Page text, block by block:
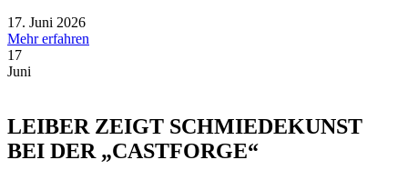
17. Juni 2026
Mehr erfahren
17
Juni
LEIBER ZEIGT SCHMIEDEKUNST
BEI DER „CASTFORGE“